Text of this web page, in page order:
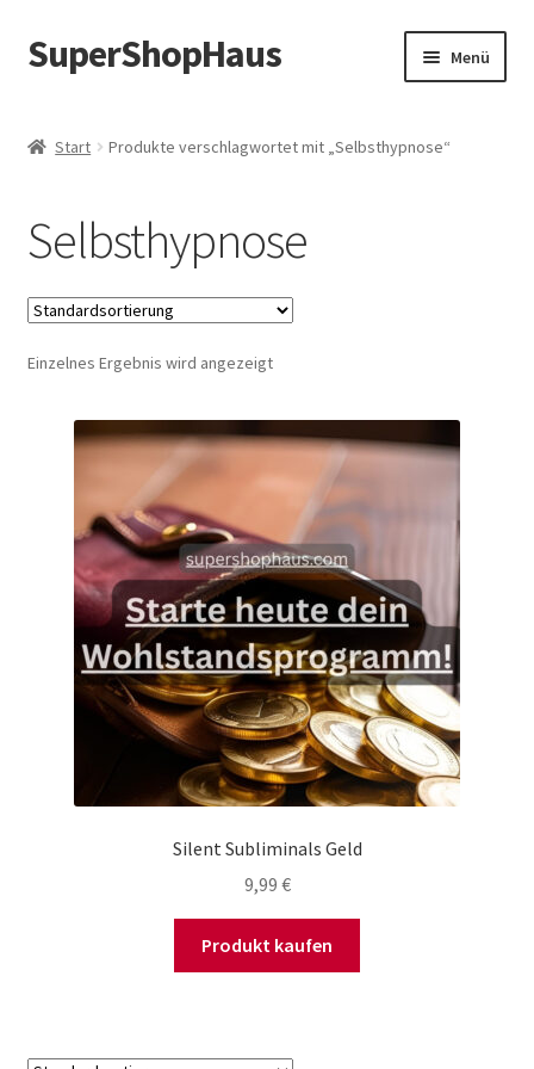
Zur
Navigation
Zum
Inhalt
SuperShopHaus Menü
Start Produkte verschlagwortet mit „Selbsthypnose“
Selbsthypnose
Einzelnes Ergebnis wird angezeigt
Silent Subliminals Geld
9,99 €
Produkt kaufen